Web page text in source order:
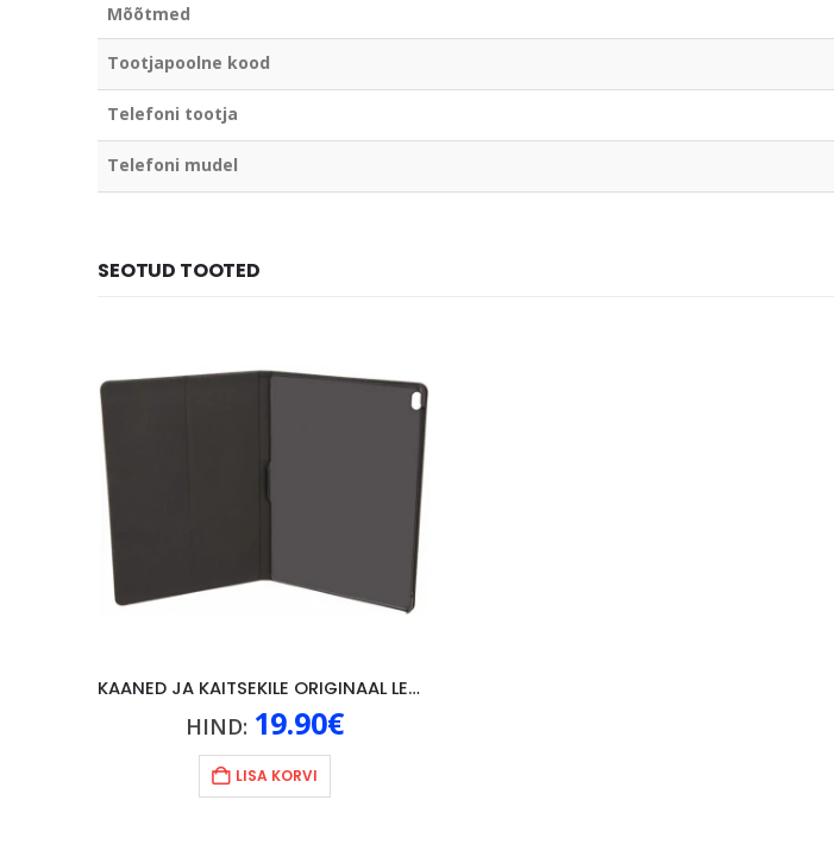
Mõõtmed
Tootjapoolne kood
Telefoni tootja
Telefoni mudel
SEOTUD TOOTED
KAANED JA KAITSEKILE ORIGINAAL LENOVO P10, MUST
HIND: 19.90€
LISA KORVI